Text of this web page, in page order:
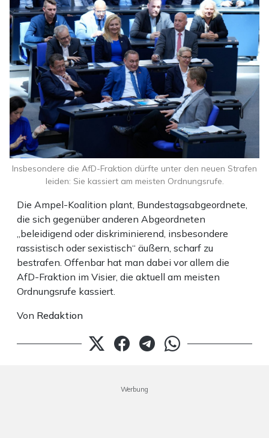
Die Ampel-Koalition plant, Bundestagsabgeordnete,
die sich gegenüber anderen Abgeordneten
„beleidigend oder diskriminierend, insbesondere
rassistisch oder sexistisch“ äußern, scharf zu
bestrafen. Offenbar hat man dabei vor allem die
AfD-Fraktion im Visier, die aktuell am meisten
Ordnungsrufe kassiert.
Von Redaktion
Insbesondere die AfD-Fraktion dürfte unter den neuen Strafen
leiden: Sie kassiert am meisten Ordnungsrufe.
Werbung